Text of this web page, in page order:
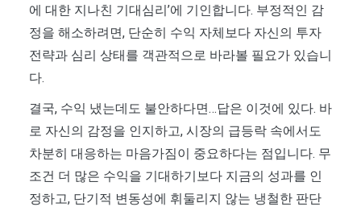
에 대한 지나친 기대심리’에 기인합니다. 부정적인 감
정을 해소하려면, 단순히 수익 자체보다 자신의 투자
전략과 심리 상태를 객관적으로 바라볼 필요가 있습니
다.
결국, 수익 냈는데도 불안하다면…답은 이것에 있다. 바
로 자신의 감정을 인지하고, 시장의 급등락 속에서도
차분히 대응하는 마음가짐이 중요하다는 점입니다. 무
조건 더 많은 수익을 기대하기보다 지금의 성과를 인
정하고, 단기적 변동성에 휘둘리지 않는 냉철한 판단